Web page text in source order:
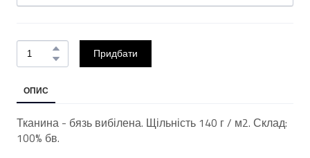
Придбати
ОПИС
Тканина - бязь вибілена. Щільність 140 г / м2. Склад:
100% бв.